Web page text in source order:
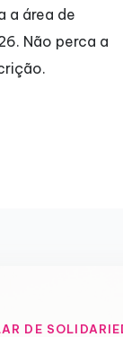
Após
motivada pela
DE